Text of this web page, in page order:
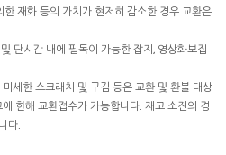
재화 등의 가치가 현저히 감소한 경우 교환은
단시간 내에 필독이 가능한 잡지, 영상화보집
세한 스크래치 및 구김 등은 교환 및 환불 대상
한해 교환접수가 가능합니다. 재고 소진의 경
다.